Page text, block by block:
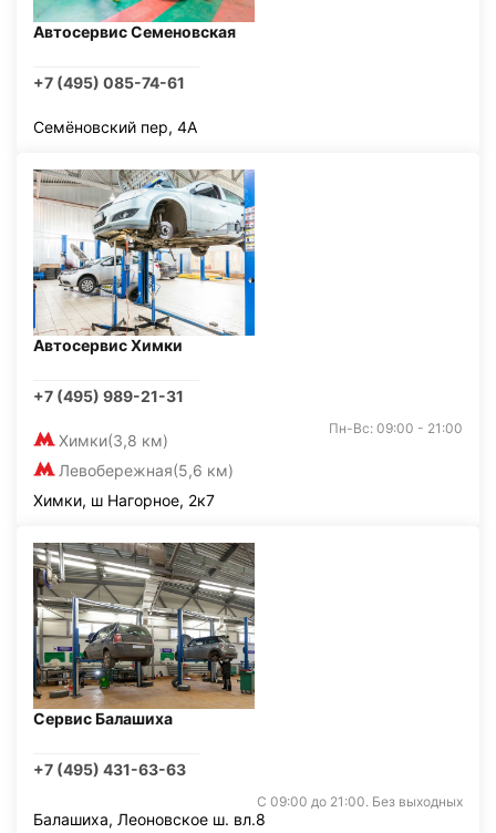
Автосервис Семеновская
+7 (495) 085-74-61
Семёновский пер, 4А
Автосервис Химки
+7 (495) 989-21-31
Химки(3,8 км)
Левобережная(5,6 км)
Пн-Вс: 09:00 - 21:00
Химки, ш Нагорное, 2к7
Сервис Балашиха
+7 (495) 431-63-63
С 09:00 до 21:00. Без выходных
Балашиха, Леоновское ш. вл.8